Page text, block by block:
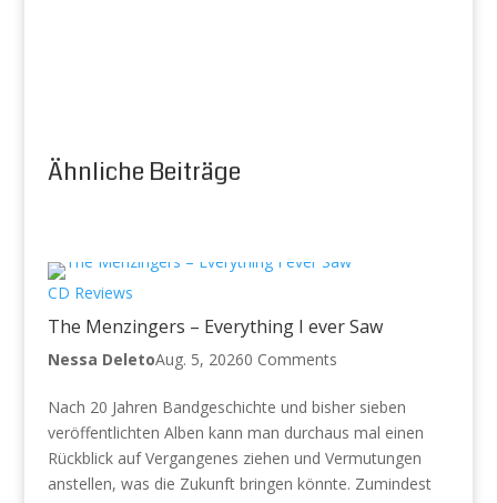
Ähnliche Beiträge
CD Reviews
The Menzingers – Everything I ever Saw
Nessa DeletoAug. 5, 20260 Comments
Nach 20 Jahren Bandgeschichte und bisher sieben
veröffentlichten Alben kann man durchaus mal einen
Rückblick auf Vergangenes ziehen und Vermutungen
anstellen, was die Zukunft bringen könnte. Zumindest